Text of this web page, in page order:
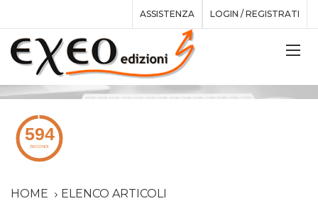
ASSISTENZA LOGIN / REGISTRATI
HOME
ELENCO ARTICOLI